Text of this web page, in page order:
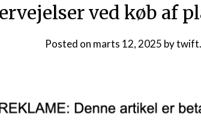
ved køb af
Posted on marts 12, 2025 by